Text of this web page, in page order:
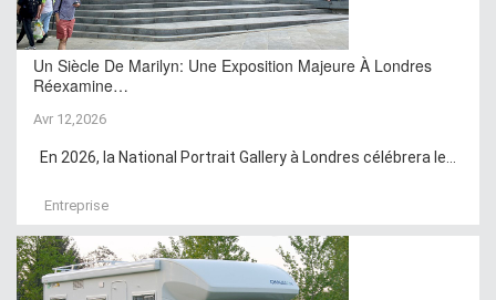
Un Siècle De Marilyn: Une Exposition Majeure À Londres
Réexamine…
Avr 12,2026
En 2026, la National Portrait Gallery à Londres célébrera le...
Entreprise